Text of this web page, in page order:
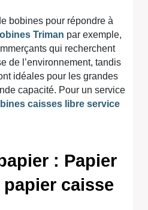
bobines pour répondre à
Triman par exemple,
qui recherchent
de l’environnement, tandis
idéales pour les grandes
capacité. Pour un service
caisses libre service
: Papier
caisse